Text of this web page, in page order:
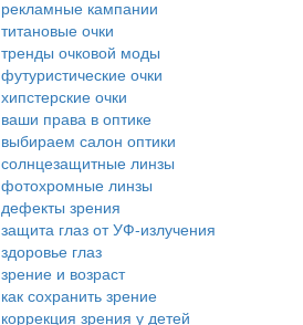
рекламные кампании
титановые очки
тренды очковой моды
футуристические очки
хипстерские очки
ваши права в оптике
выбираем салон оптики
солнцезащитные линзы
фотохромные линзы
дефекты зрения
защита глаз от УФ-излучения
здоровье глаз
зрение и возраст
как сохранить зрение
коррекция зрения у детей